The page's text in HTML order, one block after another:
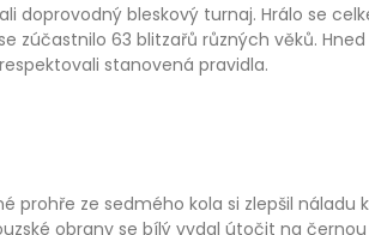
bleskový turnaj. Hrálo se
zúčastnilo 63 blitzařů různých věků.
stanovená pravidla.
prohře ze sedmého kola si zlepšil náladu
obrany se bílý vydal útočit na černou